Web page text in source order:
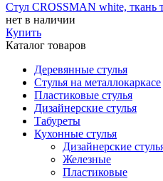
Стул CROSSMAN white, ткань
нет в наличии
Купить
Каталог товаров
Деревянные стулья
Стулья на металлокаркасе
Пластиковые стулья
Дизайнерские стулья
Табуреты
Кухонные стулья
Дизайнерские
Железные
Пластиковые